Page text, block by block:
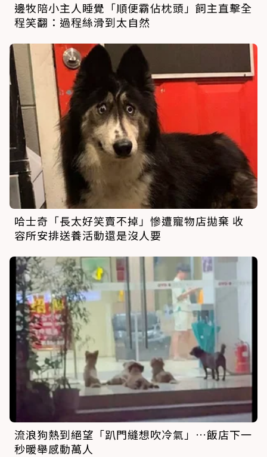
邊牧陪小主人睡覺「順便霸佔枕頭」飼主直擊全
程笑翻：過程絲滑到太自然
哈士奇「長太好笑賣不掉」慘遭寵物店拋棄 收
容所安排送養活動還是沒人要
流浪狗熱到絕望「趴門縫想吹冷氣」…飯店下一
秒暖舉感動萬人